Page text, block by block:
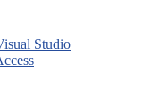
Studio